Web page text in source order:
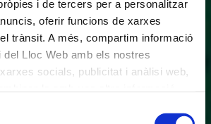
i de tercers per a personalitzar
oferir funcions de xarxes
trànsit. A més, compartim informació
Lloc Web amb els nostres
socials, publicitat i anàlisi web,